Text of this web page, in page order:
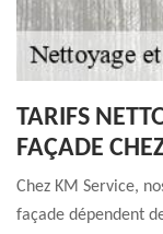
TARIFS
FAÇADE
Chez KM Service,
façade dépendent